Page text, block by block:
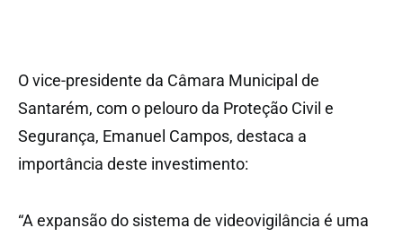
O vice-presidente da Câmara Municipal de
Santarém, com o pelouro da Proteção Civil e
Segurança, Emanuel Campos, destaca a
importância deste investimento:
“A expansão do sistema de videovigilância é uma